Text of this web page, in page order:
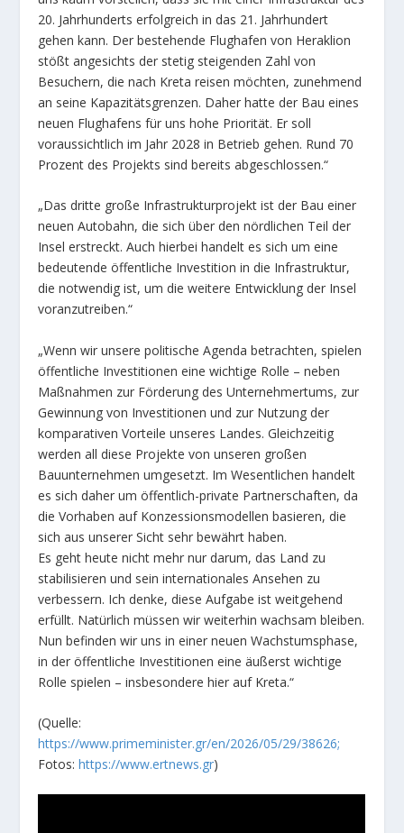
20. Jahrhunderts erfolgreich in das 21. Jahrhundert
gehen kann. Der bestehende Flughafen von Heraklion
stößt angesichts der stetig steigenden Zahl von
Besuchern, die nach Kreta reisen möchten, zunehmend
an seine Kapazitätsgrenzen. Daher hatte der Bau eines
neuen Flughafens für uns hohe Priorität. Er soll
voraussichtlich im Jahr 2028 in Betrieb gehen. Rund 70
Prozent des Projekts sind bereits abgeschlossen.“
„Das dritte große Infrastrukturprojekt ist der Bau einer
neuen Autobahn, die sich über den nördlichen Teil der
Insel erstreckt. Auch hierbei handelt es sich um eine
bedeutende öffentliche Investition in die Infrastruktur,
die notwendig ist, um die weitere Entwicklung der Insel
voranzutreiben.“
„Wenn wir unsere politische Agenda betrachten, spielen
öffentliche Investitionen eine wichtige Rolle – neben
Maßnahmen zur Förderung des Unternehmertums, zur
Gewinnung von Investitionen und zur Nutzung der
komparativen Vorteile unseres Landes. Gleichzeitig
werden all diese Projekte von unseren großen
Bauunternehmen umgesetzt. Im Wesentlichen handelt
es sich daher um öffentlich-private Partnerschaften, da
die Vorhaben auf Konzessionsmodellen basieren, die
sich aus unserer Sicht sehr bewährt haben.
Es geht heute nicht mehr nur darum, das Land zu
stabilisieren und sein internationales Ansehen zu
verbessern. Ich denke, diese Aufgabe ist weitgehend
erfüllt. Natürlich müssen wir weiterhin wachsam bleiben.
Nun befinden wir uns in einer neuen Wachstumsphase,
in der öffentliche Investitionen eine äußerst wichtige
Rolle spielen – insbesondere hier auf Kreta.“
(Quelle:
https://www.primeminister.gr/en/2026/05/29/38626;
Fotos:https://www.ertnews.gr)